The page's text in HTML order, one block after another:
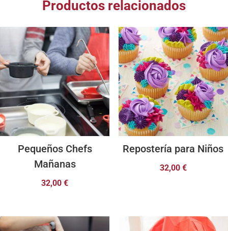
Productos relacionados
Pequeños Chefs
Mañanas
32,00€
Repostería para Niños
32,00 €